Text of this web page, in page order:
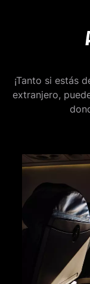
¡Tanto si estás
extranjero,